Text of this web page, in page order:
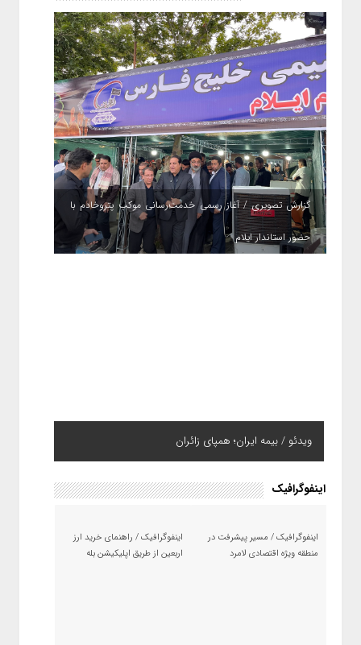
گزارش تصویری / آغاز رسمی خدمت‌رسانی موکب پتروخادم با
حضور استاندار ایلام
ویدئو / بیمه ایران؛ همپای زائران
حمله پهپادی به مقر تروریست‌ها در شمال عراق؛ انفجارهای
مهیب در اربیل و سلیمانیه + ویدئو
اینفوگرافیک
اینفوگرافیک / مسیر پیشرفت در
منطقه ویژه اقتصادی لامرد
اینفوگرافیک / راهنمای خرید ارز
اربعین از طریق اپلیکیشن بله